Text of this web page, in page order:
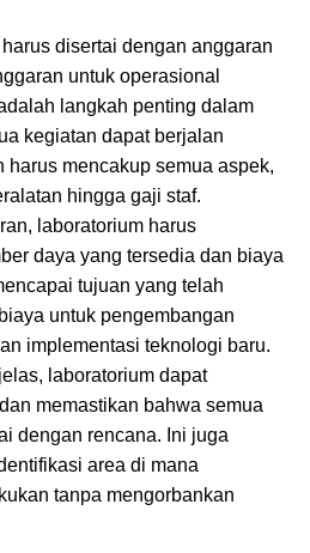
disertai dengan anggaran
untuk operasional
langkah penting dalam
kegiatan dapat berjalan
harus mencakup semua aspek,
hingga gaji staf.
laboratorium harus
daya yang tersedia dan biaya
tujuan yang telah
untuk pengembangan
implementasi teknologi baru.
laboratorium dapat
memastikan bahwa semua
dengan rencana. Ini juga
area di mana
tanpa mengorbankan